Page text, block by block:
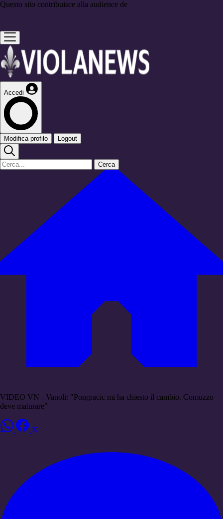
Questo sito contribuisce alla audience de
Accedi
Modifica profilo Logout
Cerca
VIDEO VN - Vanoli: "Pongracic mi ha chiesto il cambio. Comuzzo
deve maturare"